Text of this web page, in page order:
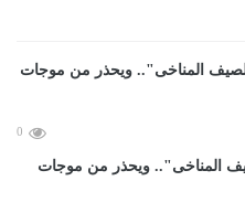
0
المناخى".. ويحذر من موجات